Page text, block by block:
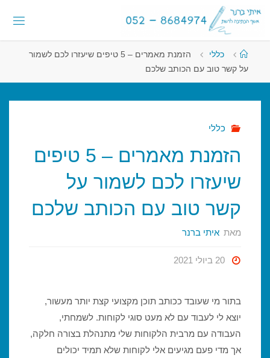
דלגו
לתוכן
לתוכן
יתי
כתי
ב ה
לר
ש ת
עמוד
ראשי
כללי
הזמנת מאמרים – 5 טיפים שיעזרו לכם לשמור
על קשר טוב עם הכותב שלכם
כללי
הזמנת מאמרים – 5 טיפים
שיעזרו לכם לשמור על
קשר טוב עם הכותב שלכם
מאת איתי ברנר
20 ביולי 2021
בתור מי שעובד ככותב תוכן מקצועי קצת יותר מעשור,
יוצא לי לעבוד עם לא מעט סוגי לקוחות. לשמחתי,
העבודה עם מרבית הלקוחות שלי מתנהלת בצורה חלקה,
אך מדי פעם מגיעים אלי לקוחות שלא תמיד יכולים